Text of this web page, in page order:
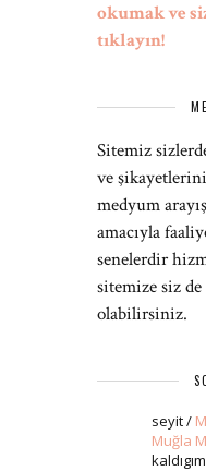
okumak ve
tıklayın!
Sitemiz
ve
medyum
amacıyla
senelerdir
sitemize siz
olabilirsiniz.
seyit/
Muğla